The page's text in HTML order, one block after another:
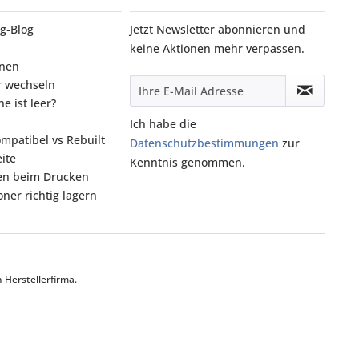
wechseln
ist leer?
vs Rebuilt
beim Drucken
richtig lagern
Jetzt Newsletter abonnieren und
keine Aktionen mehr verpassen.
Ich habe die
Datenschutzbestimmungen zur
Kenntnis genommen.
Herstellerfirma.